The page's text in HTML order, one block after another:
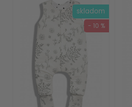
skladom
- 10 %